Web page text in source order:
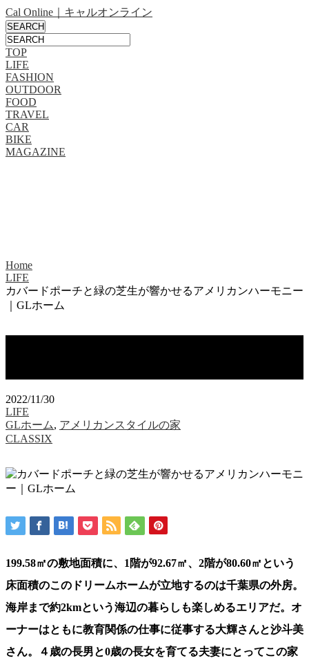
Cal Online｜キャルオンライン
TOP
LIFE
FASHION
OUTDOOR
FOOD
TRAVEL
CAR
BIKE
MAGAZINE
Home
LIFE
カバードポーチと緑の芝生が響かせるアメリカンハーモニー
｜GLホーム
2022/11/30
LIFE
GLホーム, アメリカンスタイルの家
CLASSIX
199.58㎡の敷地面積に、1階が92.67㎡、2階が80.60㎡という
床面積のこのドリームホームが立地するのは千葉県の外房。
海岸まで約2kmという海辺の暮らしも楽しめるエリアだ。オ
ーナーはともに教育関係の仕事に従事する大輝さんと沙斗美
さん。４歳の長男と0歳の長女を育てる夫妻にとってこの家